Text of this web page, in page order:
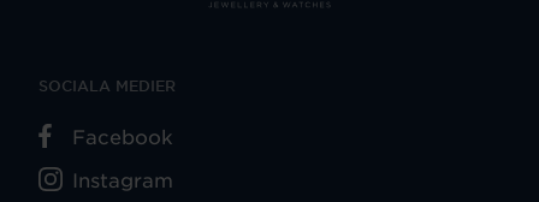
SOCIALA MEDIER
Facebook
Instagram